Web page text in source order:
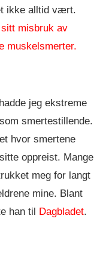
ikke alltid vært.
misbruk av
muskelsmerter.
jeg ekstreme
smertestillende.
hvor smertene
oppreist. Mange
meg for langt
mine. Blant
han til Dagbladet.